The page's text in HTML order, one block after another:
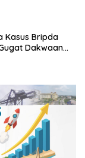
Kasus Bripda
Dakwaan